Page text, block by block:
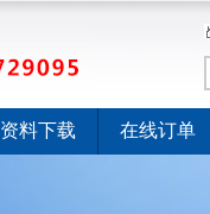
资料下载 在线订单